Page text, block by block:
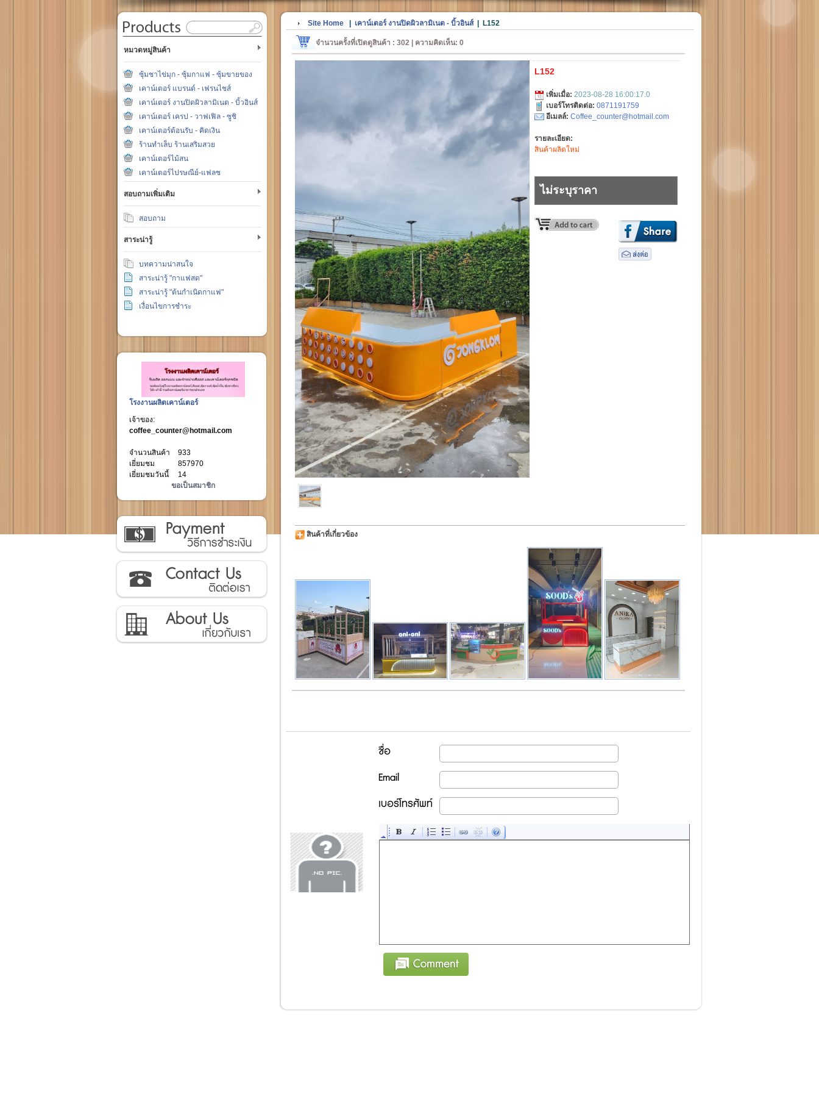
หมวดหมู่สินค้า
ซุ้มชาไข่มุก - ซุ้มกาแฟ - ซุ้มขายของ
เคาน์เตอร์ แบรนด์ - เฟรนไชส์
เคาน์เตอร์ งานปิดผิวลามิเนต - บิ้วอินส์
เคาน์เตอร์ เครป - วาฟเฟิล - ซูชิ
เคาน์เตอร์ต้อนรับ - คิดเงิน
ร้านทำเล็บ ร้านเสริมสวย
เคาน์เตอร์ไม้สน
เคาน์เตอร์ไปรษณีย์-แฟลช
สอบถามเพิ่มเติม
สอบถาม
สาระน่ารู้
บทความน่าสนใจ
สาระน่ารู้ "กาแฟสด"
สาระน่ารู้ "ต้นกำเนิดกาแฟ"
เงื่อนไขการชำระ
โรงงานผลิตเคาน์เตอร์
เจ้าของ:
coffee_counter@hotmail.com
จำนวนสินค้า
933
เยี่ยมชม
857970
เยี่ยมชมวันนี้
14
ขอเป็นสมาชิก
Site Home| เคาน์เตอร์ งานปิดผิวลามิเนต - บิ้วอินส์| L152
จำนวนครั้งที่เปิดดูสินค้า : 302 | ความคิดเห็น: 0
L152
เพิ่มเมื่อ: 2023-08-28 16:00:17.0
เบอร์โทรติดต่อ: 0871191759
อีเมลล์: Coffee_counter@hotmail.com
รายละเอียด:
สินค้าผลิตใหม่
ไม่ระบุราคา
สินค้าที่เกี่ยวข้อง
ชื่อ
Email
เบอร์โทรศัพท์